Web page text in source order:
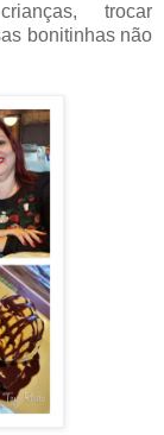
trocar
bonitinhas não